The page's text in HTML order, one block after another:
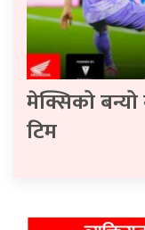
मेक्सिको
टिम